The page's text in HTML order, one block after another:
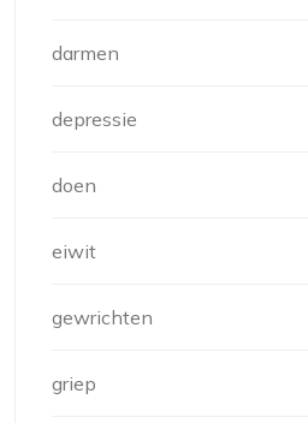
darmen
depressie
doen
eiwit
gewrichten
griep